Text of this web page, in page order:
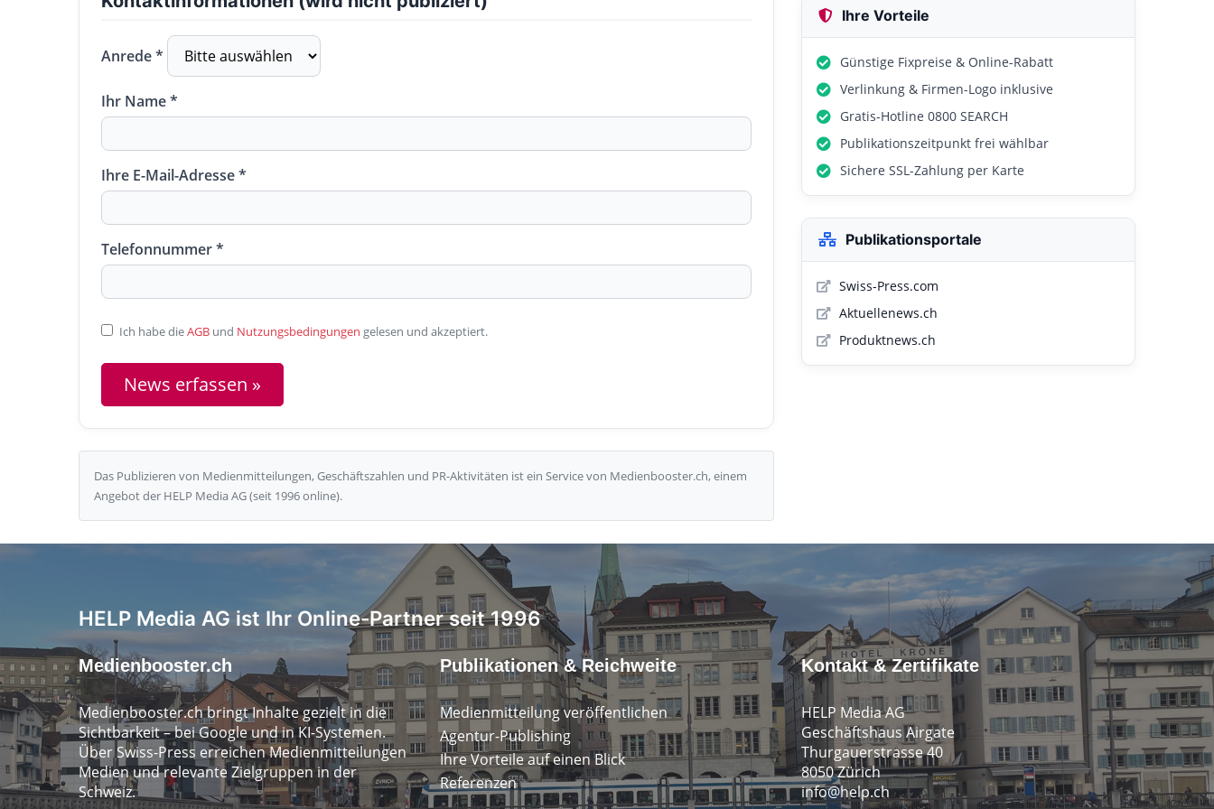
Anrede *
Ihr Name *
Ihre E-Mail-Adresse *
Telefonnummer *
Ich habe dieAGB und Nutzungsbedingungen gelesen und akzeptiert.
News erfassen »
Das Publizieren von Medienmitteilungen, Geschäftszahlen und PR-Aktivitäten ist ein Service von Medienbooster.ch, einem
Angebot der HELP Media AG (seit 1996 online).
Ihre Vorteile
Günstige Fixpreise & Online-Rabatt
Verlinkung & Firmen-Logo inklusive
Gratis-Hotline 0800 SEARCH
Publikationszeitpunkt frei wählbar
Sichere SSL-Zahlung per Karte
Publikationsportale
Swiss-Press.com
Aktuellenews.ch
Produktnews.ch
HELP Media AG ist Ihr Online-Partner seit 1996
Medienbooster.ch
Medienbooster.ch bringt Inhalte gezielt in die
Sichtbarkeit – bei Google und in KI-Systemen.
Über Swiss-Press erreichen Medienmitteilungen
Medien und relevante Zielgruppen in der
Schweiz.
Publikationen & Reichweite
Medienmitteilung veröffentlichen
Agentur-Publishing
Ihre Vorteile auf einen Blick
Referenzen
Kontakt & Zertifikate
HELP Media AG
Geschäftshaus Airgate
Thurgauerstrasse 40
8050 Zürich
info@help.ch